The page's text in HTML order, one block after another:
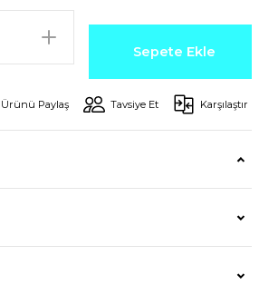
Sepete Ekle
Ürünü Paylaş Tavsiye Et Karşılaştır